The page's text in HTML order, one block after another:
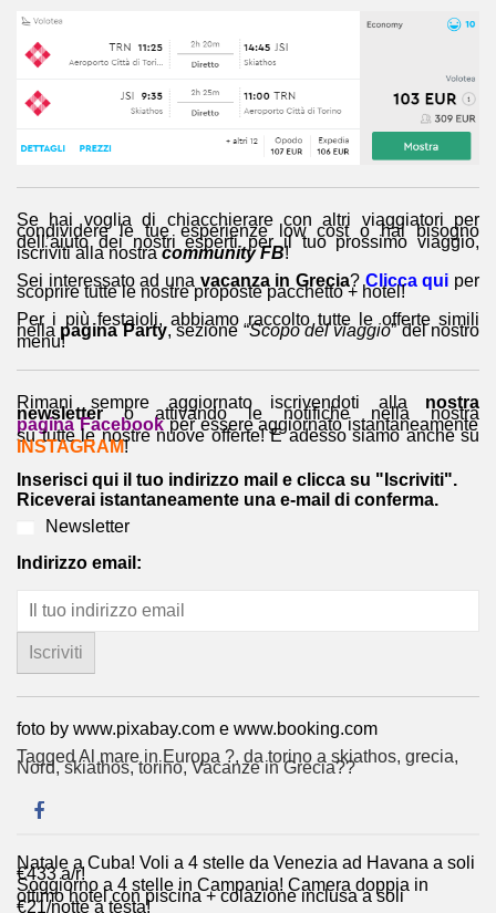
Se hai voglia di chiacchierare con altri viaggiatori per
condividere le tue esperienze low cost o hai bisogno
dell’aiuto dei nostri esperti per il tuo prossimo viaggio,
iscriviti alla nostracommunity FB!
Sei interessato ad una vacanza in Grecia?Clicca qui per
scoprire tutte le nostre proposte pacchetto + hotel!
Per i più festaioli, abbiamo raccolto tutte le offerte simili
nella pagina Party, sezione “Scopo del viaggio” del nostro
menu!
Rimani sempre aggiornato iscrivendoti alla nostra
newslettero attivando le notifiche nella nostra
pagina Facebookper essere aggiornato istantaneamente
su tutte le nostre nuove offerte! E adesso siamo anche su
INSTAGRAM!
Inserisci qui il tuo indirizzo mail e clicca su "Iscriviti".
Riceverai istantaneamente una e-mail di conferma.
Newsletter
Indirizzo email:
foto by www.pixabay.com e www.booking.com
TaggedAl mare in Europa ?️, da torino a skiathos, grecia,
Nord,skiathos,torino,Vacanze in Grecia??
Navigazione
articoli
Natale a Cuba! Voli a 4 stelle da Venezia ad Havana a soli
€433 a/r!
Soggiorno a 4 stelle in Campania! Camera doppia in
ottimo hotel con piscina + colazione inclusa a soli
€21/notte a testa!